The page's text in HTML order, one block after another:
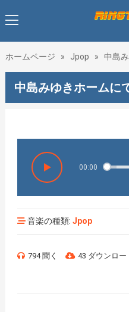
ホームページ » Jpop » 中島
中島みゆきホームに
00:00
音楽の種類: Jpop
794 聞く 43 ダウンロー